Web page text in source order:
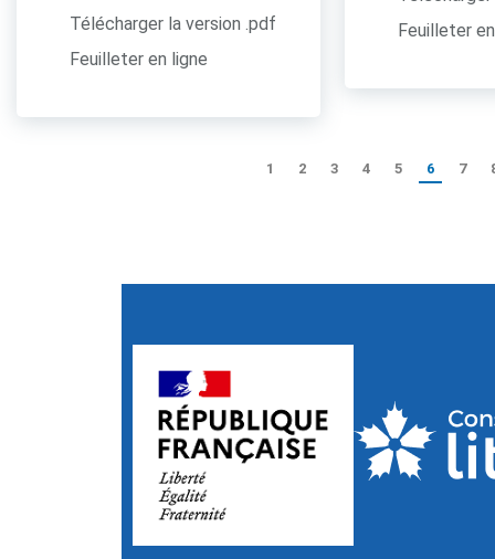
Télécharger la version .pdf
Feuilleter en ligne
Feuilleter
1 2 3 4 5 6 7